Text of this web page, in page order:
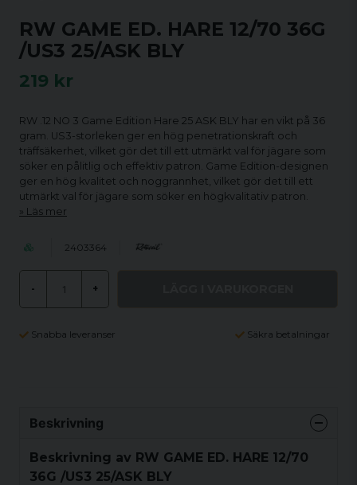
RW GAME ED. HARE 12/70 36G
/US3 25/ASK BLY
219 kr
RW .12 NO 3 Game Edition Hare 25 ASK BLY har en vikt på 36
gram. US3-storleken ger en hög penetrationskraft och
träffsäkerhet, vilket gör det till ett utmärkt val för jägare som
söker en pålitlig och effektiv patron. Game Edition-designen
ger en hög kvalitet och noggrannhet, vilket gör det till ett
utmärkt val för jägare som söker en högkvalitativ patron.
Läs mer
2403364
- +
Snabba leveranser Säkra betalningar
Beskrivning
Beskrivning av RW GAME ED. HARE 12/70
36G /US3 25/ASK BLY